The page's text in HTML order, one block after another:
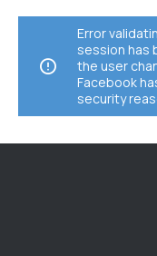
Error
session has
the user
Facebook
security